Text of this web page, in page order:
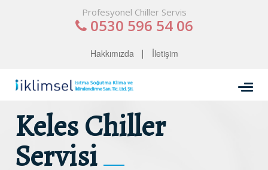
Profesyonel Chiller Servis
0530 596 54 06
Hakkımızda İletişim
Keles Chiller
Servisi